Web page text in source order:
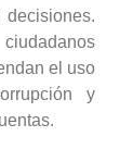
el uso
y